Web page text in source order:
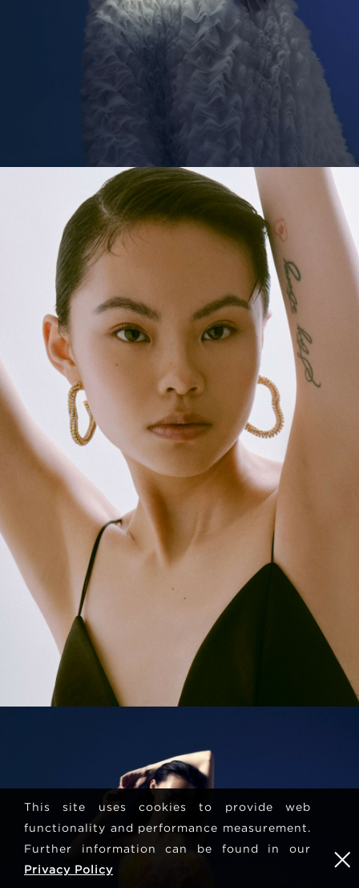
This site uses cookies to provide web
functionality and performance measurement.
Further information can be found in our
Privacy Policy